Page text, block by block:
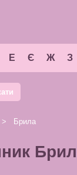
Е Є Ж З
Брила